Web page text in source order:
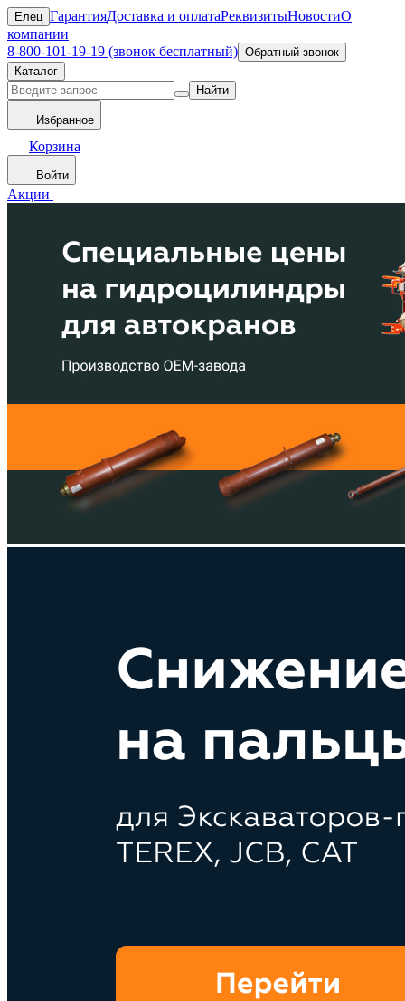
Елец ГарантияДоставка и оплатаРеквизитыНовостиО
компании
8-800-101-19-19 (звонок бесплатный) Обратный звонок
Каталог
Найти
Избранное
Корзина
Войти
Акции